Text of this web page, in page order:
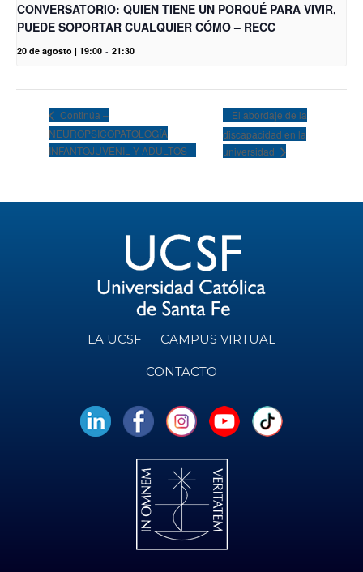
CONVERSATORIO: QUIEN TIENE UN PORQUÉ PARA VIVIR,
PUEDE SOPORTAR CUALQUIER CÓMO – RECC
20 de agosto | 19:00 - 21:30
Continúa –
NEUROPSICOPATOLOGÍA
INFANTOJUVENIL Y ADULTOS
El abordaje de la
discapacidad en la
universidad
LA UCSF CAMPUS VIRTUAL
CONTACTO